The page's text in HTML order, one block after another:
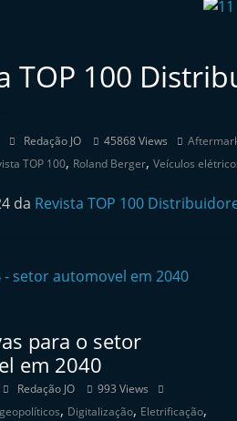
TOP 100
Redação JO 45868 Views
TOP 100, Roland Berger, Veículos
da Revista TOP 100
para o setor
em 2040
Redação JO
993 Views
, Digitalização, Eletrificação,